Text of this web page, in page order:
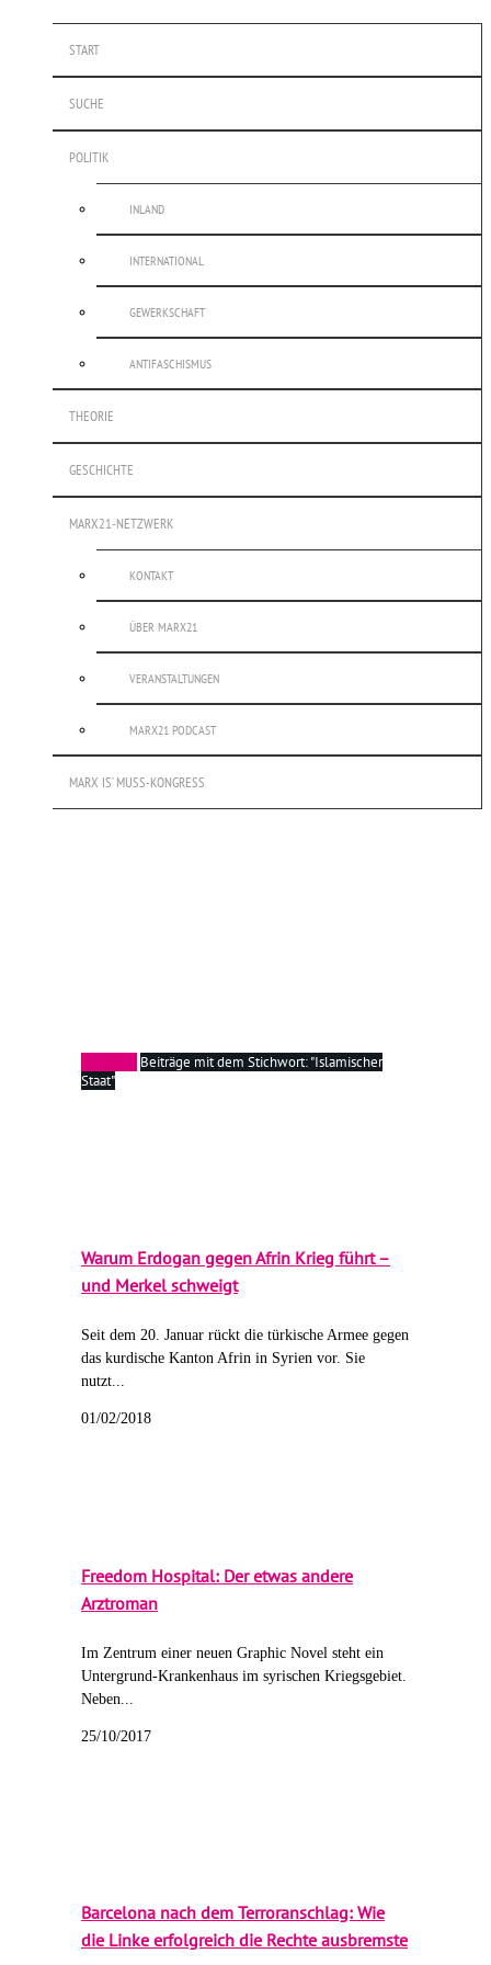
START
SUCHE
POLITIK
INLAND
INTERNATIONAL
GEWERKSCHAFT
ANTIFASCHISMUS
THEORIE
GESCHICHTE
MARX21-NETZWERK
KONTAKT
ÜBER MARX21
VERANSTALTUNGEN
MARX21 PODCAST
MARX IS’ MUSS-KONGRESS
Beiträge mit dem Stichwort: "Islamischer
Staat"
Warum Erdogan gegen Afrin Krieg führt –
und Merkel schweigt
Seit dem 20. Januar rückt die türkische Armee gegen
das kurdische Kanton Afrin in Syrien vor. Sie
nutzt...
01/02/2018
Freedom Hospital: Der etwas andere
Arztroman
Im Zentrum einer neuen Graphic Novel steht ein
Untergrund-Krankenhaus im syrischen Kriegsgebiet.
Neben...
25/10/2017
Barcelona nach dem Terroranschlag: Wie
die Linke erfolgreich die Rechte ausbremste